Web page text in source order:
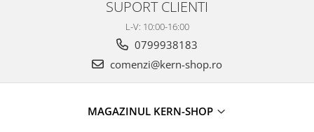
SUPORT CLIENTI
L-V: 10:00-16:00
0799938183
comenzi@kern-shop.ro
MAGAZINUL KERN-SHOP